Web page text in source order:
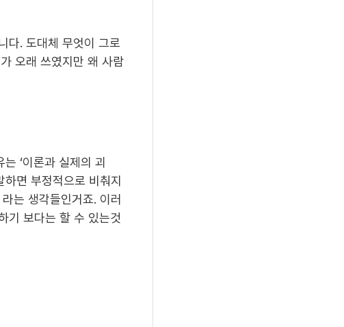
다. 도대체 무엇이 그로
오래 쓰였지만 왜 사람
‘이론과 실제의 괴
하면 부정적으로 비춰지
는 생각들인거죠. 이러
기 보다는 할 수 있는것